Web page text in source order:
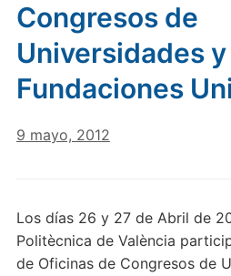
Congresos de
Universidades y
Fundaciones
9 mayo, 2012
Los días 26 y 27 de Abril de
Politècnica de València
de Oficinas de Congresos de